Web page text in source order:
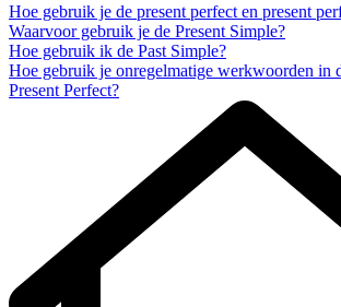
Hoe gebruik je de present perfect en present
Waarvoor gebruik je de Present Simple?
Hoe gebruik ik de Past Simple?
Hoe gebruik je onregelmatige werkwoorden in
Present Perfect?